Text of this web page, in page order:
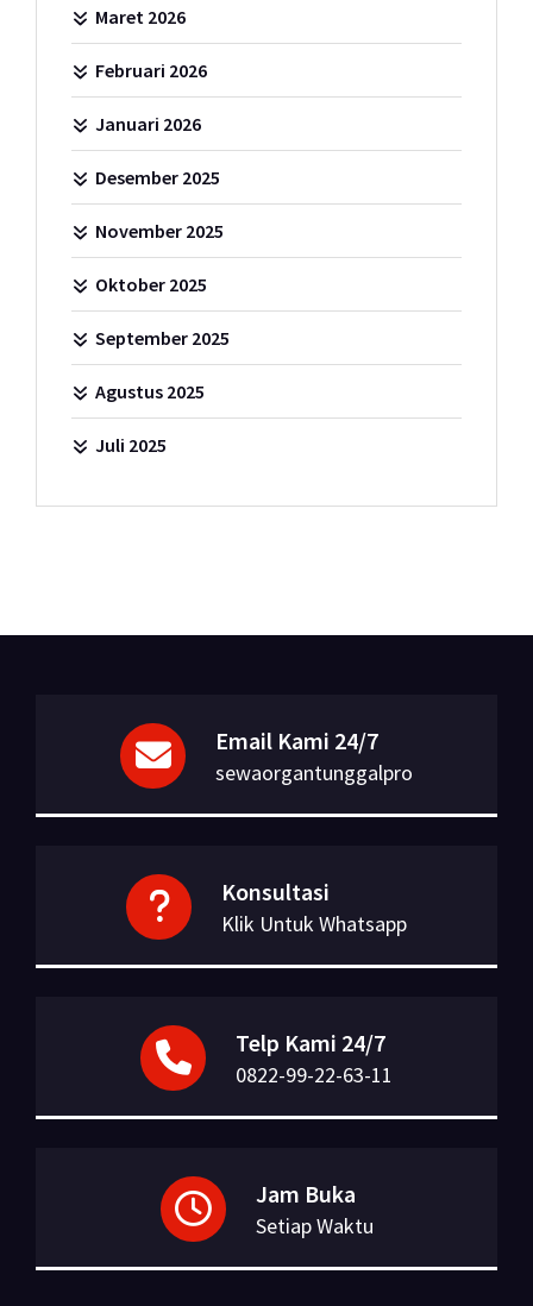
Maret 2026
Februari 2026
Januari 2026
Desember 2025
November 2025
Oktober 2025
September 2025
Agustus 2025
Juli 2025
Email Kami 24/7
sewaorgantunggalpro
Konsultasi
Klik Untuk Whatsapp
Telp Kami 24/7
0822-99-22-63-11
Jam Buka
Setiap Waktu